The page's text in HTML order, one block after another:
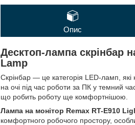
Опис
Десктоп-лампа скрінбар
Lamp
Скрінбар — це категорія LED-ламп, які
на очі під час роботи за ПК у темний
що робить роботу ще комфортнішою.
Лампа на монітор Remax RT-E910
комфортного робочого простору,